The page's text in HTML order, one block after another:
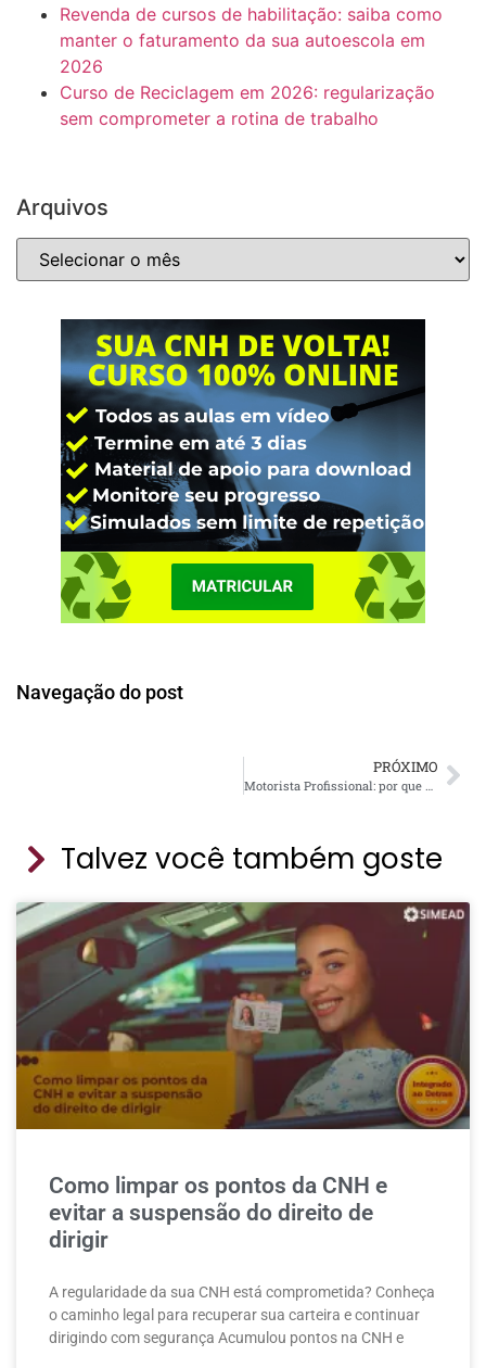
Revenda de cursos de habilitação: saiba como
manter o faturamento da sua autoescola em
2026
Curso de Reciclagem em 2026: regularização
sem comprometer a rotina de trabalho
Arquivos
Navegação do post
PRÓXIMO
Talvez você também goste
Como limpar os pontos da CNH e
evitar a suspensão do direito de
dirigir
A regularidade da sua CNH está comprometida? Conheça
o caminho legal para recuperar sua carteira e continuar
dirigindo com segurança Acumulou pontos na CNH e